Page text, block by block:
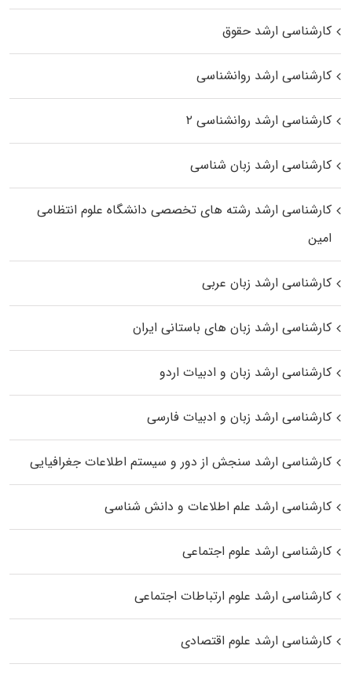
کارشناسی ارشد حقوق
کارشناسی ارشد روانشناسی
کارشناسی ارشد روانشناسی ۲
کارشناسی ارشد زبان شناسی
کارشناسی ارشد رﺷﺘﻪ ﻫﺎی تخصصی داﻧﺸﮕﺎه ﻋﻠﻮم انتظامی
اﻣﻴﻦ
کارشناسی ارشد زبان عربی
کارشناسی ارشد زبان‌ های باستانی ایران
کارشناسی ارشد زبان و ادبیات اردو
کارشناسی ارشد زبان و ادبیات فارسی
کارشناسی ارشد سنجش از دور و سیستم اطلاعات جغرافیایی
کارشناسی ارشد علم اطلاعات و دانش شناسی
کارشناسی ارشد علوم اجتماعی
کارشناسی ارشد علوم ارتباطات اجتماعی
کارشناسی ارشد علوم اقتصادی